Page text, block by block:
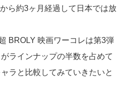
ら約3ヶ月経過して日本では放
BROLY 映画ワーコレは第3弾
ラインナップの半数を占めて
ラと比較してみていきたいと